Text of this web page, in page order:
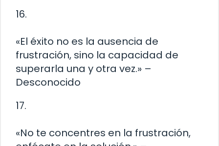
16.
«El éxito no es la ausencia de
frustración, sino la capacidad de
superarla una y otra vez.» –
Desconocido
17.
«No te concentres en la frustración,